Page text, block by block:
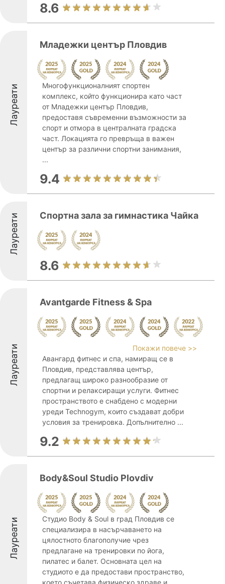
8.6
Лауреати
Младежки център Пловдив
Многофункционалният спортен
комплекс, който функционира като част
от Младежки център Пловдив,
предоставя съвременни възможности за
спорт и отмора в централната градска
част. Локацията го превръща в важен
център за различни спортни занимания,
...
9.4
Лауреати Спортна зала за гимнастика Чайка
8.6
Лауреати
Avantgarde Fitness & Spa
Покажи повече >>
Авангард фитнес и спа, намиращ се в
Пловдив, представлява център,
предлагащ широко разнообразие от
спортни и релаксиращи услуги. Фитнес
пространството е снабдено с модерни
уреди Technogym, които създават добри
условия за тренировка. Допълнително ...
9.2
Лауреати
Body&Soul Studio Plovdiv
Студио Body & Soul в град Пловдив се
специализира в насърчаването на
цялостното благополучие чрез
предлагане на тренировки по йога,
пилатес и балет. Основната цел на
студиото е да предостави пространство,
което съчетава физическо здраве и